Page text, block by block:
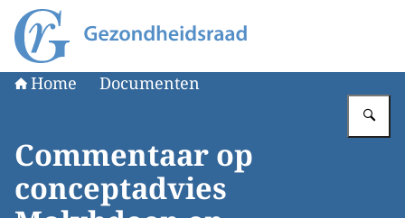
Naar de homepage van Gezondheidsraad
Home Documenten
Commentaar op
conceptadvies